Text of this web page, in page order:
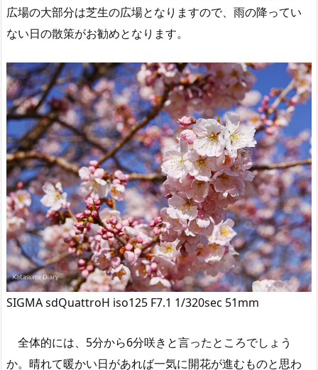
広場の大部分は芝生の広場となりますので、雨の降ってい
ない日の散策がお勧めとなります。
SIGMA sdQuattroH iso125 F7.1 1/320sec 51mm
全体的には、5分から6分咲きと言ったところでしょう
か。晴れて暖かい日があれば一気に開花が進むものと思わ